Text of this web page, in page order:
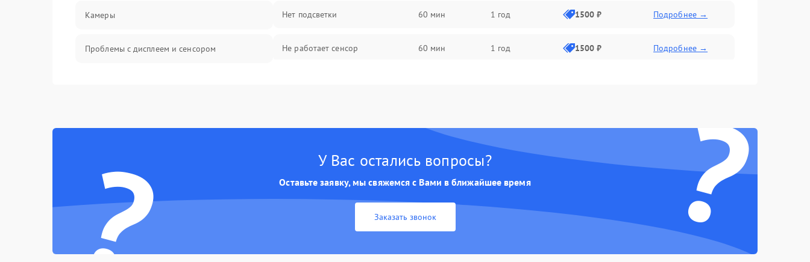
Камеры
Проблемы с дисплеем и сенсором
аккумулятором
Нет подсветки 60 мин 1 год 1500 ₽ Подробнее →
Не работает сенсор 60 мин 1 год 1500 ₽ Подробнее →
1 год
? ?
У Вас остались вопросы?
Оставьте заявку, мы свяжемся с Вами в ближайшее время
Заказать звонок